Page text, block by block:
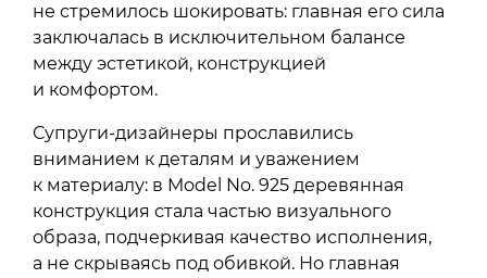
не стремилось шокировать: главная его сила
заключалась в исключительном балансе
между эстетикой, конструкцией
и комфортом.
Супруги-дизайнеры прославились
вниманием к деталям и уважением
к материалу: в Model No. 925 деревянная
конструкция стала частью визуального
образа, подчеркивая качество исполнения,
а не скрываясь под обивкой. Но главная